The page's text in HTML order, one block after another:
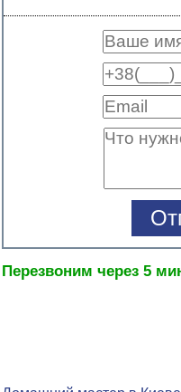
Перезвоним через 5